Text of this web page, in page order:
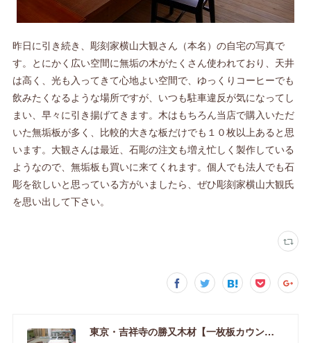
昨日に引き続き、彫刻家横山大観さん（本名）の自宅の写真で
す。とにかく広い空間に無垢の木がたくさん使われており、天井
は高く、光も入ってきて心地よい空間で、ゆっくりコーヒーでも
飲みたくなるような場所ですが、いつも駐車違反が気になってし
まい、早々に引き揚げてきます。木はもちろん当店で購入いただ
いた無垢板が多く、比較的大きな板だけでも１０枚以上あると思
います。大観さんは最近、石彫の注文も増え忙しく製作している
ようなので、無垢板も買いに来てくれます。個人でも法人でも石
彫を欲しいと思っている方がいましたら、ぜひ彫刻家横山大観氏
を思い出して下さい。
東京・吉祥寺の勝又木材【一枚板カウンター】